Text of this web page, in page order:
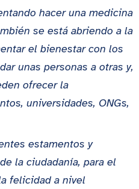
hacer una medicina
se está abriendo a la
el bienestar con los
unas personas a otras y,
ofrecer la
universidades, ONGs,
estamentos y
la ciudadanía, para el
felicidad a nivel